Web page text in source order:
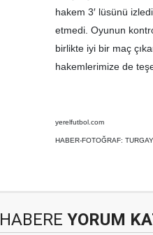
hakem 3′ lüsünü
etmedi. Oyunun
birlikte iyi bir maç
hakemlerimize de
yerelfutbol.com
HABER-FOTOĞRAF:
HABERE YORUM